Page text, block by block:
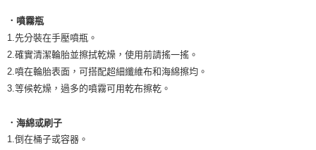
請求用戶進行身份認證。
恩沛科技股份有限公司將有權停止該用戶之使用額度並採取法律行動。
．噴霧瓶
1.先分裝在手壓噴瓶。
2.確實清潔輪胎並擦拭乾燥，使用前請搖一搖。
2.噴在輪胎表面，可搭配超細纖維布和海綿擦均。
3.等候乾燥，過多的噴霧可用乾布擦乾。
．海綿或刷子
1.倒在桶子或容器。